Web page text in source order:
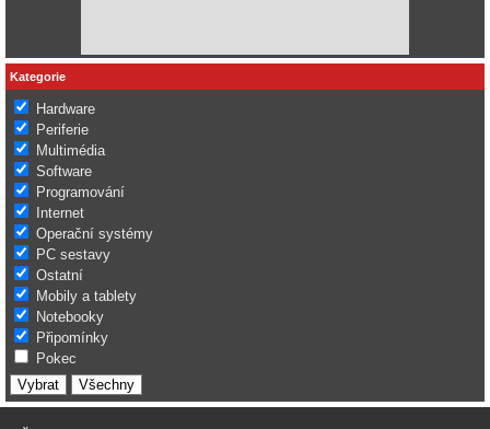
Kategorie
Hardware
Periferie
Multimédia
Software
Programování
Internet
Operační systémy
PC sestavy
Ostatní
Mobily a tablety
Notebooky
Připomínky
Pokec